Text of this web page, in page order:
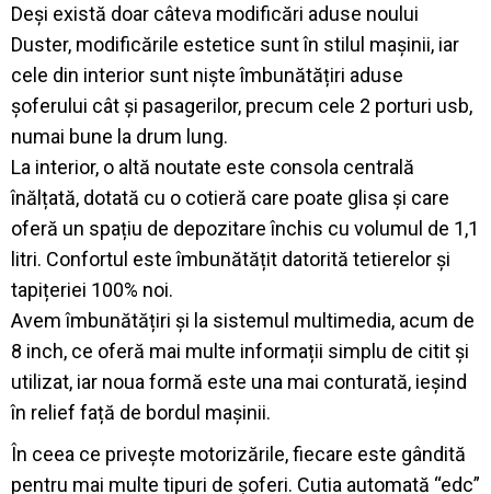
Deși există doar câteva modificări aduse noului
Duster, modificările estetice sunt în stilul mașinii, iar
cele din interior sunt niște îmbunătățiri aduse
șoferului cât și pasagerilor, precum cele 2 porturi usb,
numai bune la drum lung.
La interior, o altă noutate este consola centrală
înălțată, dotată cu o cotieră care poate glisa și care
oferă un spațiu de depozitare închis cu volumul de 1,1
litri. Confortul este îmbunătățit datorită tetierelor și
tapițeriei 100% noi.
Avem îmbunătățiri și la sistemul multimedia, acum de
8 inch, ce oferă mai multe informații simplu de citit și
utilizat, iar noua formă este una mai conturată, ieșind
în relief față de bordul mașinii.
În ceea ce privește motorizările, fiecare este gândită
pentru mai multe tipuri de șoferi. Cutia automată “edc”